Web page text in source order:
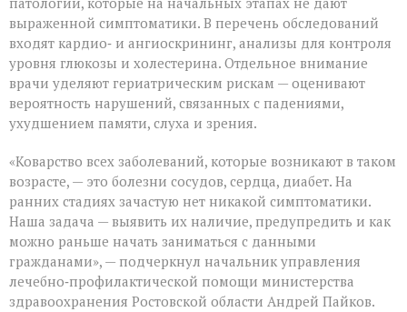
выраженной симптоматики. В перечень обследований
входят кардио‑ и ангиоскрининг, анализы для контроля
уровня глюкозы и холестерина. Отдельное внимание
врачи уделяют гериатрическим рискам — оценивают
вероятность нарушений, связанных с падениями,
ухудшением памяти, слуха и зрения.
«Коварство всех заболеваний, которые возникают в таком
возрасте, — это болезни сосудов, сердца, диабет. На
ранних стадиях зачастую нет никакой симптоматики.
Наша задача — выявить их наличие, предупредить и как
можно раньше начать заниматься с данными
гражданами», — подчеркнул начальник управления
лечебно‑профилактической помощи министерства
здравоохранения Ростовской области Андрей Пайков.